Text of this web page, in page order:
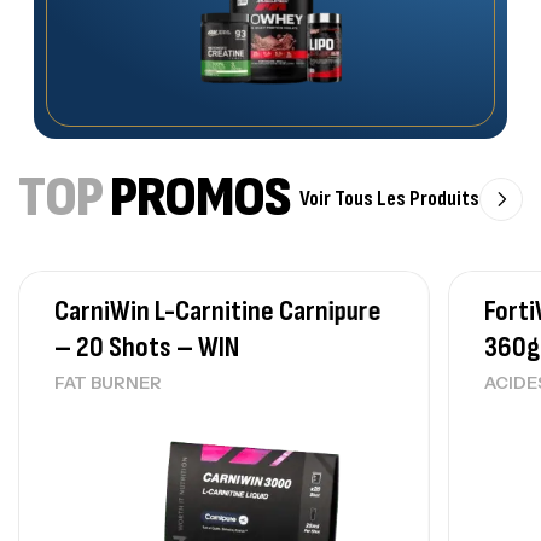
TOPPROMOS Voir Tous Les Produits
CarniWin L-Carnitine Carnipure
– 20 Shots – WIN
FAT BURNER